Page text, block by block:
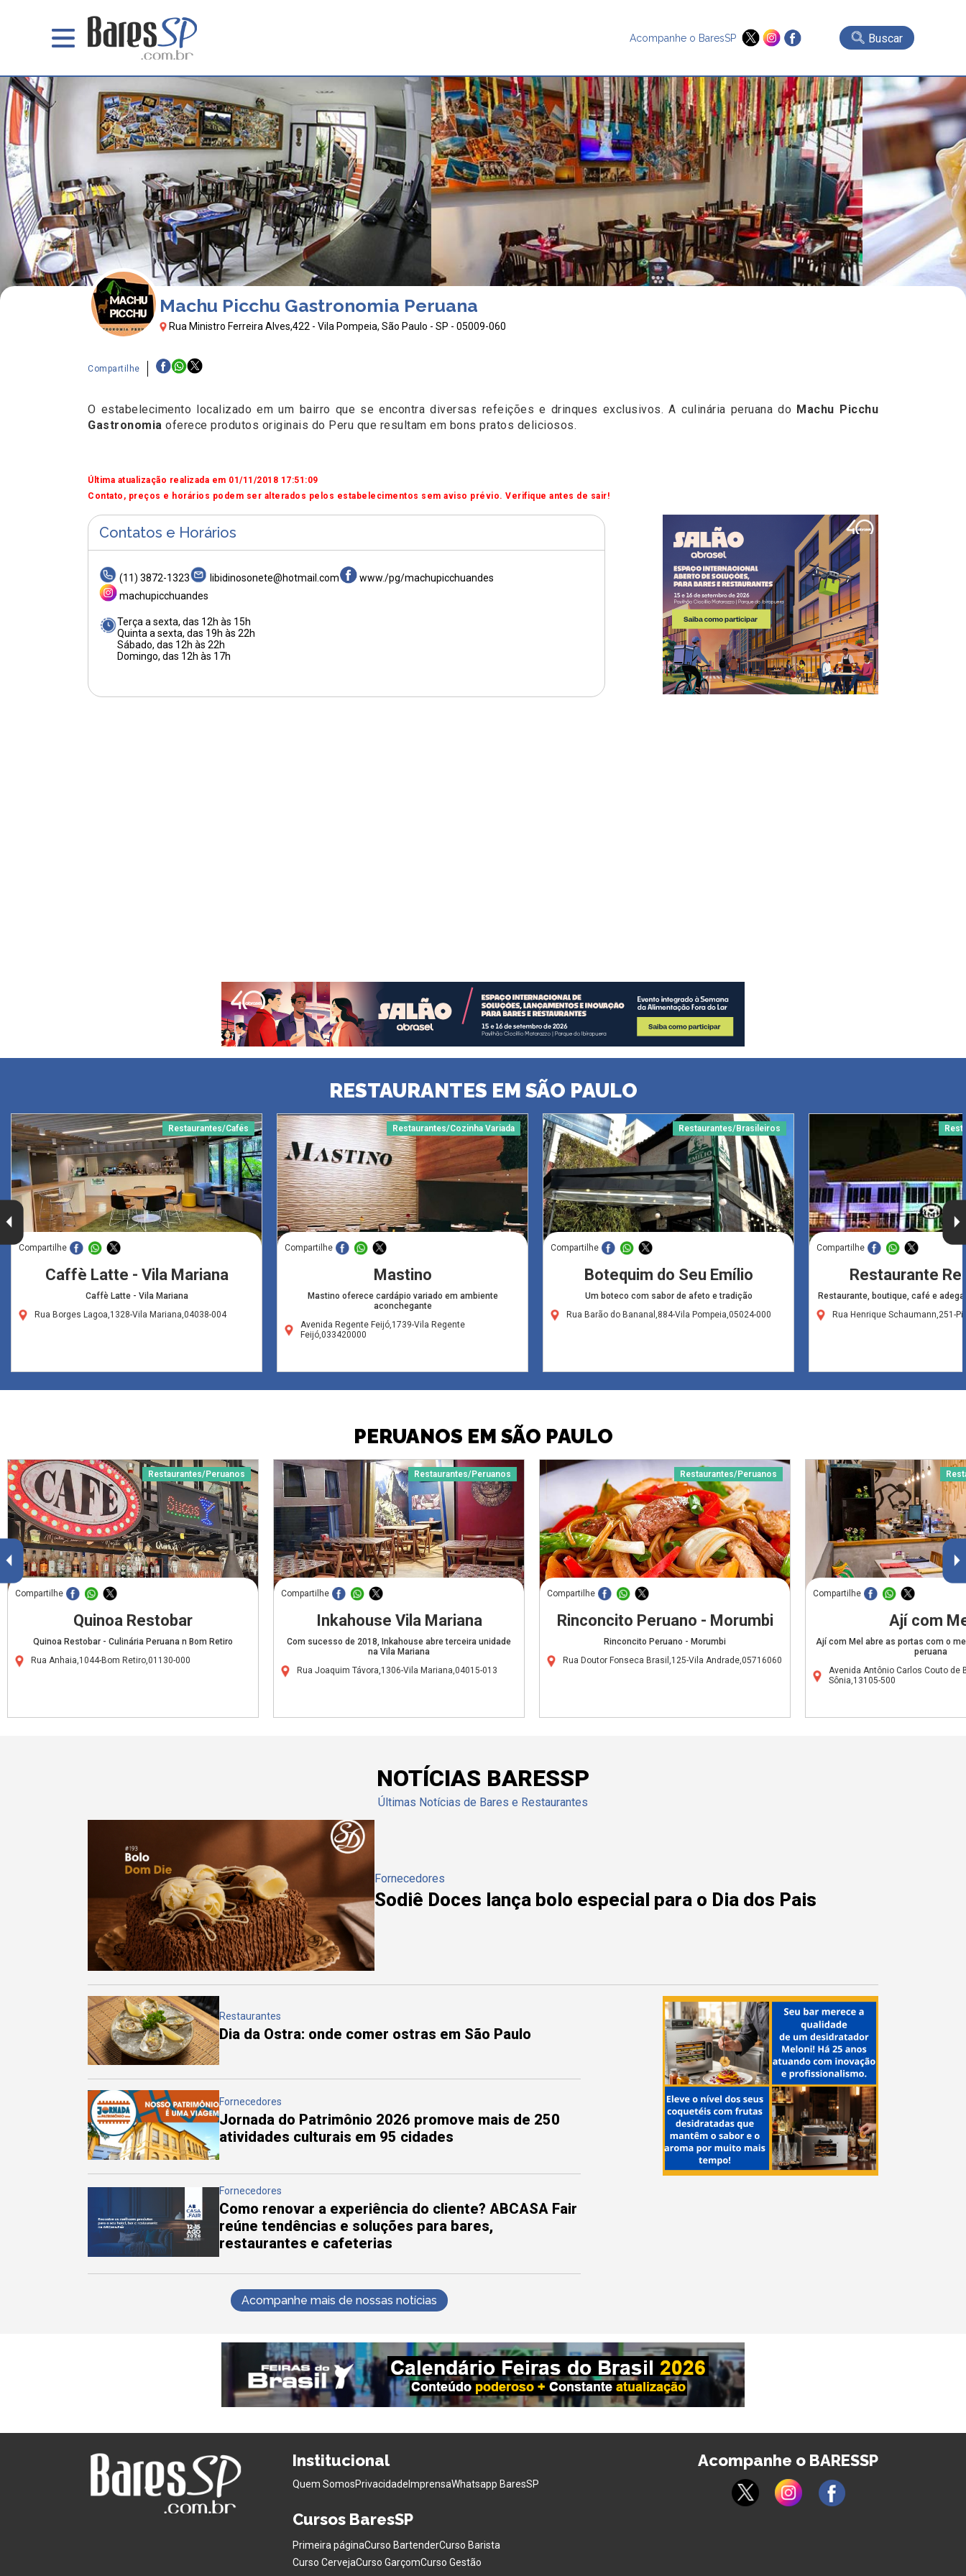
Acompanhe o BaresSP Buscar
Machu Picchu Gastronomia Peruana
Rua Ministro Ferreira Alves,422 - Vila Pompeia, São Paulo - SP - 05009-060
Compartilhe
O estabelecimento localizado em um bairro que se encontra diversas refeições e drinques exclusivos. A culinária peruana do Machu Picchu
Gastronomia oferece produtos originais do Peru que resultam em bons pratos deliciosos.
Última atualização realizada em 01/11/2018 17:51:09
Contato, preços e horários podem ser alterados pelos estabelecimentos sem aviso prévio. Verifique antes de sair!
Contatos e Horários
(11) 3872-1323 libidinosonete@hotmail.com
www./pg/machupicchuandes
machupicchuandes
Terça a sexta, das 12h às 15h
Quinta a sexta, das 19h às 22h
Sábado, das 12h às 22h
Domingo, das 12h às 17h
RESTAURANTES EM SÃO PAULO
Restaurantes/Cafés
Compartilhe
Caffè Latte - Vila Mariana
Caffè Latte - Vila Mariana
Rua Borges Lagoa,1328-Vila Mariana,04038-004
Restaurantes/Cozinha Variada
Compartilhe
Mastino
Mastino oferece cardápio variado em ambiente
aconchegante
Avenida Regente Feijó,1739-Vila Regente
Feijó,033420000
Restaurantes/Brasileiros
Compartilhe
Botequim do Seu Emílio
Um boteco com sabor de afeto e tradição
Rua Barão do Bananal,884-Vila Pompeia,05024-000
Compartilhe
Restaurante
Restaurante, boutique, café e
Rua Henrique Schaumann,251-
PERUANOS EM SÃO PAULO
Restaurantes/Peruanos
Compartilhe
Quinoa Restobar
Quinoa Restobar - Culinária Peruana n Bom Retiro
Rua Anhaia,1044-Bom Retiro,01130-000
Restaurantes/Peruanos
Compartilhe
Inkahouse Vila Mariana
Com sucesso de 2018, Inkahouse abre terceira unidade
na Vila Mariana
Rua Joaquim Távora,1306-Vila Mariana,04015-013
Restaurantes/Peruanos
Compartilhe
Rinconcito Peruano - Morumbi
Rinconcito Peruano - Morumbi
Rua Doutor Fonseca Brasil,125-Vila Andrade,05716060
Compartilhe
Ají com
Ají com Mel abre as portas com o
peruana
Avenida Antônio Carlos Couto de
Sônia,13105-500
NOTÍCIAS BARESSP
Últimas Notícias de Bares e Restaurantes
Fornecedores
Sodiê Doces lança bolo especial para o Dia dos Pais
Restaurantes
Dia da Ostra: onde comer ostras em São Paulo
Fornecedores
Jornada do Patrimônio 2026 promove mais de 250
atividades culturais em 95 cidades
Fornecedores
Como renovar a experiência do cliente? ABCASA Fair
reúne tendências e soluções para bares,
restaurantes e cafeterias
Acompanhe mais de nossas notícias
Institucional
Quem SomosPrivacidadeImprensaWhatsapp BaresSP
Cursos BaresSP
Primeira páginaCurso BartenderCurso Barista
Curso CervejaCurso GarçomCurso Gestão
Acompanhe o BARESSP